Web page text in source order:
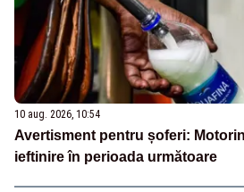
10 aug. 2026, 10:54
Avertisment pentru șoferi:
ieftinire în perioada următoare